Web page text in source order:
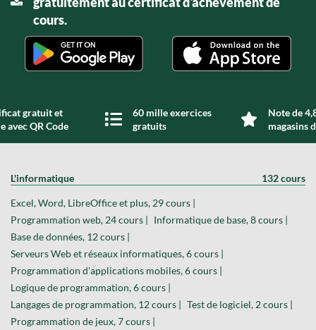
cours.
gratuit et
avec QR Code
60 mille exercices
gratuits
Note de
magasins
L'informatique 132 cours
Excel, Word, LibreOffice et plus, 29 cours |
Programmation web, 24 cours | Informatique de base, 8 cours |
Base de données, 12 cours |
Serveurs Web et réseaux informatiques, 6 cours |
Programmation d'applications mobiles, 6 cours |
Logique de programmation, 6 cours |
Langages de programmation, 12 cours | Test de logiciel, 2 cours |
Programmation de jeux, 7 cours |